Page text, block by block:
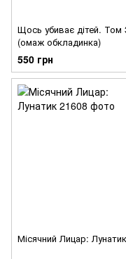
Щось убиває дітей. Том
(омаж обкладинка)
550 грн
Місячний Лицар: Лунатик